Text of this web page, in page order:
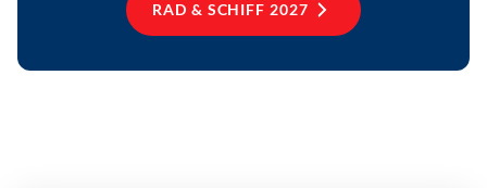
RAD & SCHIFF 2027